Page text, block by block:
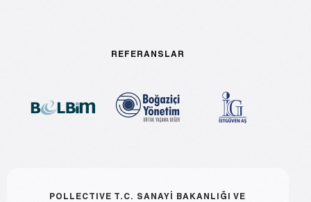
REFERANSLAR
POLLECTIVE T.C. SANAYİ BAKANLIĞI VE